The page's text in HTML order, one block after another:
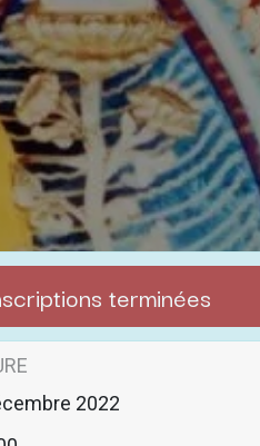
terminées
2022